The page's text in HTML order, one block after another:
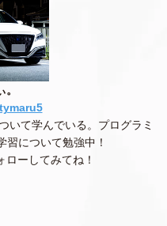
て学んでいる。プログラミ
習について勉強中！
ーしてみてね！